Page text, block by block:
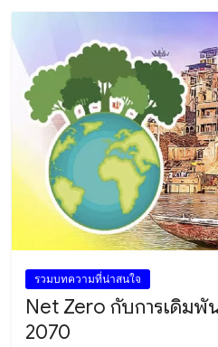
รวมบทความที่น่าสนใจ
Net Zero กับการเดิมพั
2070